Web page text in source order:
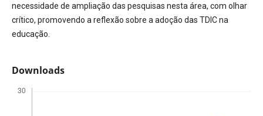
necessidade de ampliação das pesquisas nesta área, com olhar
crítico, promovendo a reflexão sobre a adoção das TDIC na
educação.
Downloads